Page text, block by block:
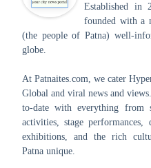
Established in
founded with a
(the people of Patna) well-
globe.
At Patnaites.com, we cater
Global and viral news and
to-date with everything from
activities, stage performances,
exhibitions, and the rich
Patna unique.